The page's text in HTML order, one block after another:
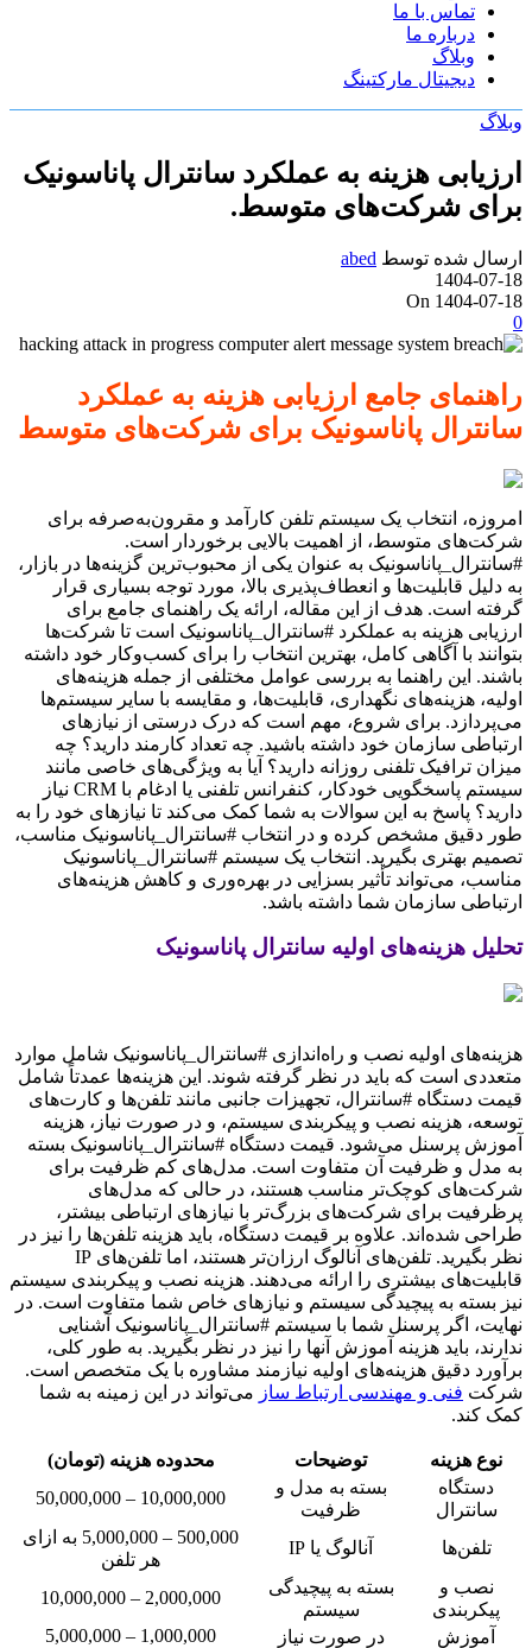
تماس با ما
درباره ما
وبلاگ
دیجیتال مارکتینگ
وبلاگ
ارزیابی هزینه به عملکرد سانترال پاناسونیک
برای شرکت‌های متوسط.
ارسال شده توسط abed
1404-07-18
On 1404-07-18
0
راهنمای جامع ارزیابی هزینه به عملکرد
سانترال پاناسونیک برای شرکت‌های متوسط
امروزه، انتخاب یک سیستم تلفن کارآمد و مقرون‌به‌صرفه برای
شرکت‌های متوسط، از اهمیت بالایی برخوردار است.
#سانترال_پاناسونیک به عنوان یکی از محبوب‌ترین گزینه‌ها در بازار،
به دلیل قابلیت‌ها و انعطاف‌پذیری بالا، مورد توجه بسیاری قرار
گرفته است. هدف از این مقاله، ارائه یک راهنمای جامع برای
ارزیابی هزینه به عملکرد #سانترال_پاناسونیک است تا شرکت‌ها
بتوانند با آگاهی کامل، بهترین انتخاب را برای کسب‌وکار خود داشته
باشند. این راهنما به بررسی عوامل مختلفی از جمله هزینه‌های
اولیه، هزینه‌های نگهداری، قابلیت‌ها، و مقایسه با سایر سیستم‌ها
می‌پردازد. برای شروع، مهم است که درک درستی از نیازهای
ارتباطی سازمان خود داشته باشید. چه تعداد کارمند دارید؟ چه
میزان ترافیک تلفنی روزانه دارید؟ آیا به ویژگی‌های خاصی مانند
سیستم پاسخگویی خودکار، کنفرانس تلفنی یا ادغام با CRM نیاز
دارید؟ پاسخ به این سوالات به شما کمک می‌کند تا نیازهای خود را به
طور دقیق مشخص کرده و در انتخاب #سانترال_پاناسونیک مناسب،
تصمیم بهتری بگیرید. انتخاب یک سیستم #سانترال_پاناسونیک
مناسب، می‌تواند تأثیر بسزایی در بهره‌وری و کاهش هزینه‌های
ارتباطی سازمان شما داشته باشد.
تحلیل هزینه‌های اولیه سانترال پاناسونیک
هزینه‌های اولیه نصب و راه‌اندازی #سانترال_پاناسونیک شامل موارد
متعددی است که باید در نظر گرفته شوند. این هزینه‌ها عمدتاً شامل
قیمت دستگاه #سانترال، تجهیزات جانبی مانند تلفن‌ها و کارت‌های
توسعه، هزینه نصب و پیکربندی سیستم، و در صورت نیاز، هزینه
آموزش پرسنل می‌شود. قیمت دستگاه #سانترال_پاناسونیک بسته
به مدل و ظرفیت آن متفاوت است. مدل‌های کم ظرفیت برای
شرکت‌های کوچک‌تر مناسب هستند، در حالی که مدل‌های
پرظرفیت برای شرکت‌های بزرگ‌تر با نیازهای ارتباطی بیشتر،
طراحی شده‌اند. علاوه بر قیمت دستگاه، باید هزینه تلفن‌ها را نیز در
نظر بگیرید. تلفن‌های آنالوگ ارزان‌تر هستند، اما تلفن‌های IP
قابلیت‌های بیشتری را ارائه می‌دهند. هزینه نصب و پیکربندی سیستم
نیز بسته به پیچیدگی سیستم و نیازهای خاص شما متفاوت است. در
نهایت، اگر پرسنل شما با سیستم #سانترال_پاناسونیک آشنایی
ندارند، باید هزینه آموزش آنها را نیز در نظر بگیرید. به طور کلی،
برآورد دقیق هزینه‌های اولیه نیازمند مشاوره با یک متخصص است.
شرکت فنی و مهندسی ارتباط ساز می‌تواند در این زمینه به شما
کمک کند.
نوع هزینه توضیحات
محدوده هزینه (تومان)
دستگاه
سانترال
بسته به مدل و
ظرفیت
10,000,000 – 50,000,000
تلفن‌ها آنالوگ یا IP
500,000 – 5,000,000 به ازای
هر تلفن
نصب و
پیکربندی
بسته به پیچیدگی
سیستم
2,000,000 – 10,000,000
آموزش
در صورت نیاز 1,000,000 – 5,000,000